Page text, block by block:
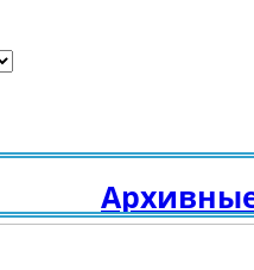
Архивные